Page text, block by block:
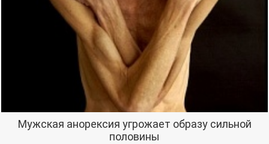
Мужская анорексия угрожает образу сильной
половины